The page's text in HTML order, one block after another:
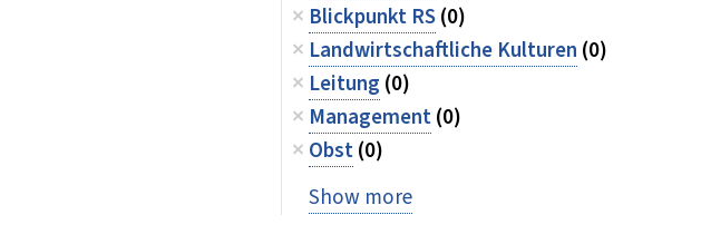
Blickpunkt RS(0)
Landwirtschaftliche Kulturen (0)
Leitung (0)
Management(0)
Obst(0)
Show more